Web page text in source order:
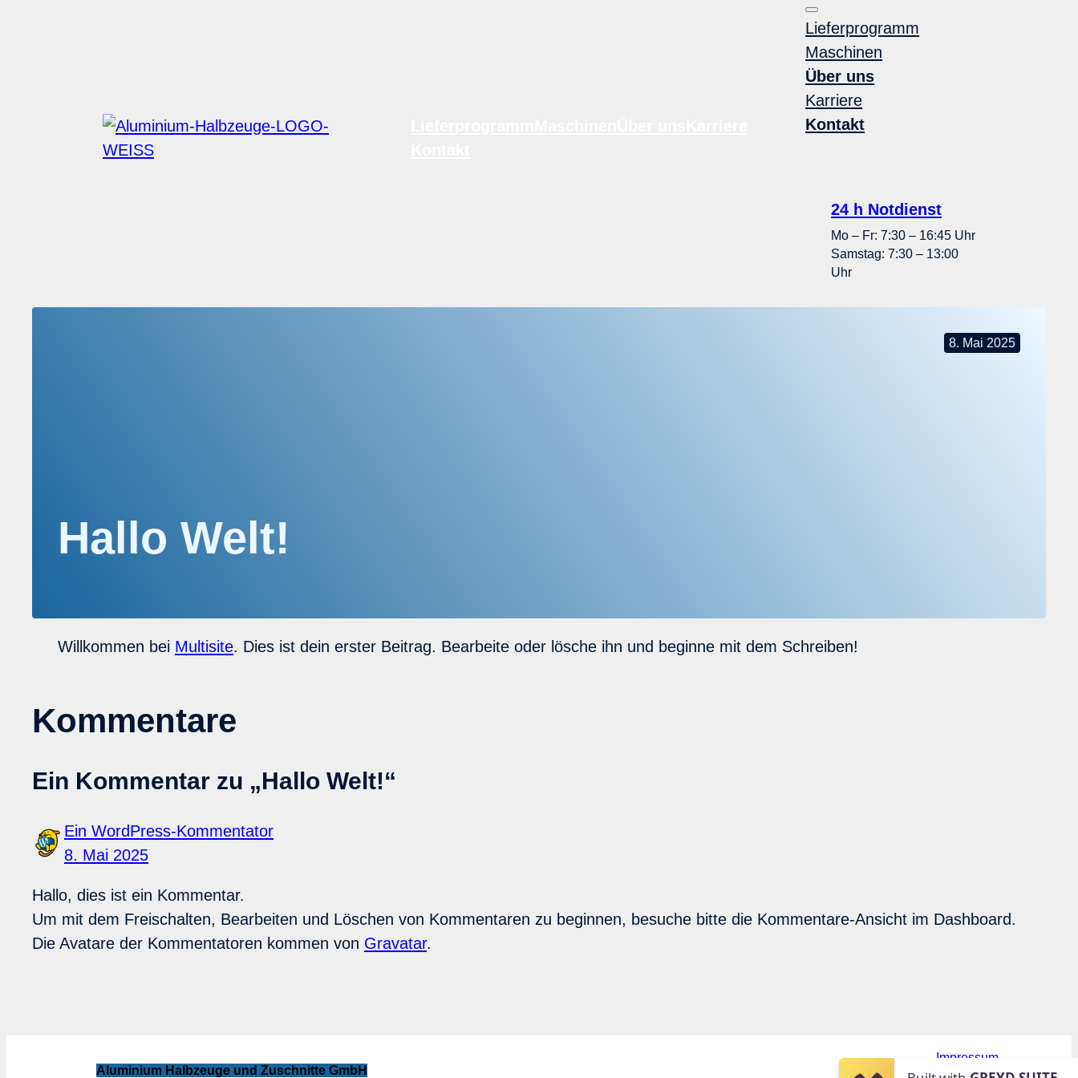
Lieferprogramm
Maschinen
Über uns
Karriere
Kontakt
24 h Notdienst
Mo – Fr: 7:30 – 16:45 Uhr
Samstag: 7:30 – 13:00
Uhr
8. Mai 2025
Hallo Welt!
Willkommen bei Multisite. Dies ist dein erster Beitrag. Bearbeite oder lösche ihn und beginne mit dem Schreiben!
Kommentare
Ein Kommentar zu „Hallo Welt!“
Ein WordPress-Kommentator
8. Mai 2025
Hallo, dies ist ein Kommentar.
Um mit dem Freischalten, Bearbeiten und Löschen von Kommentaren zu beginnen, besuche bitte die Kommentare-Ansicht im Dashboard.
Die Avatare der Kommentatoren kommen von Gravatar.
Aluminium Halbzeuge und Zuschnitte GmbH
Impressum